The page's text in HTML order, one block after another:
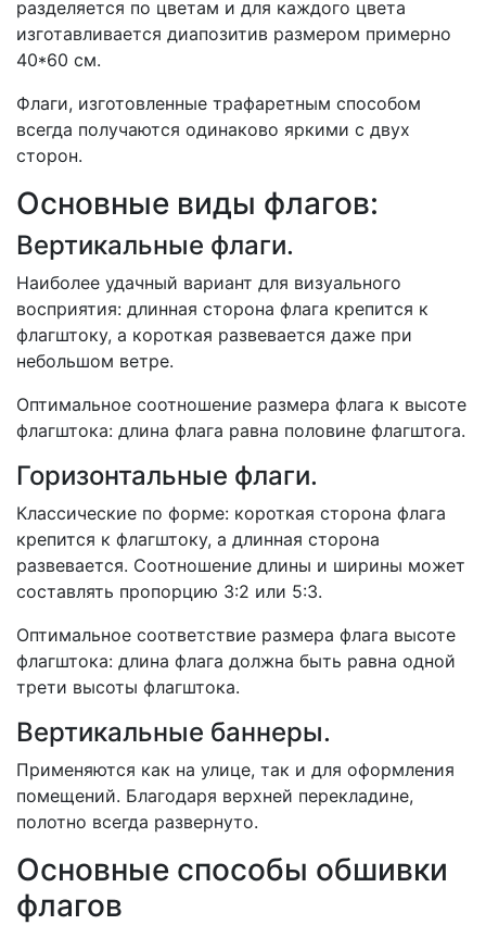
разделяется по цветам и для каждого цвета
изготавливается диапозитив размером примерно
40*60 см.
Флаги, изготовленные трафаретным способом
всегда получаются одинаково яркими с двух
сторон.
Основные виды флагов:
Вертикальные флаги.
Наиболее удачный вариант для визуального
восприятия: длинная сторона флага крепится к
флагштоку, а короткая развевается даже при
небольшом ветре.
Оптимальное соотношение размера флага к высоте
флагштока: длина флага равна половине флагштога.
Горизонтальные флаги.
Классические по форме: короткая сторона флага
крепится к флагштоку, а длинная сторона
развевается. Соотношение длины и ширины может
составлять пропорцию 3:2 или 5:3.
Оптимальное соответствие размера флага высоте
флагштока: длина флага должна быть равна одной
трети высоты флагштока.
Вертикальные баннеры.
Применяются как на улице, так и для оформления
помещений. Благодаря верхней перекладине,
полотно всегда развернуто.
Основные способы обшивки
флагов